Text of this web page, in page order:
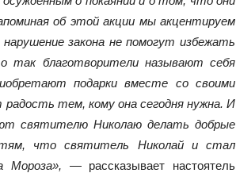
об этой акции мы акцентируем
закона не помогут избежать
так благотворители называют себя
подарки вместе со своими
тем, кому она сегодня нужна. И
святителю Николаю делать добрые
что святитель Николай и стал
Мороза», — рассказывает настоятель